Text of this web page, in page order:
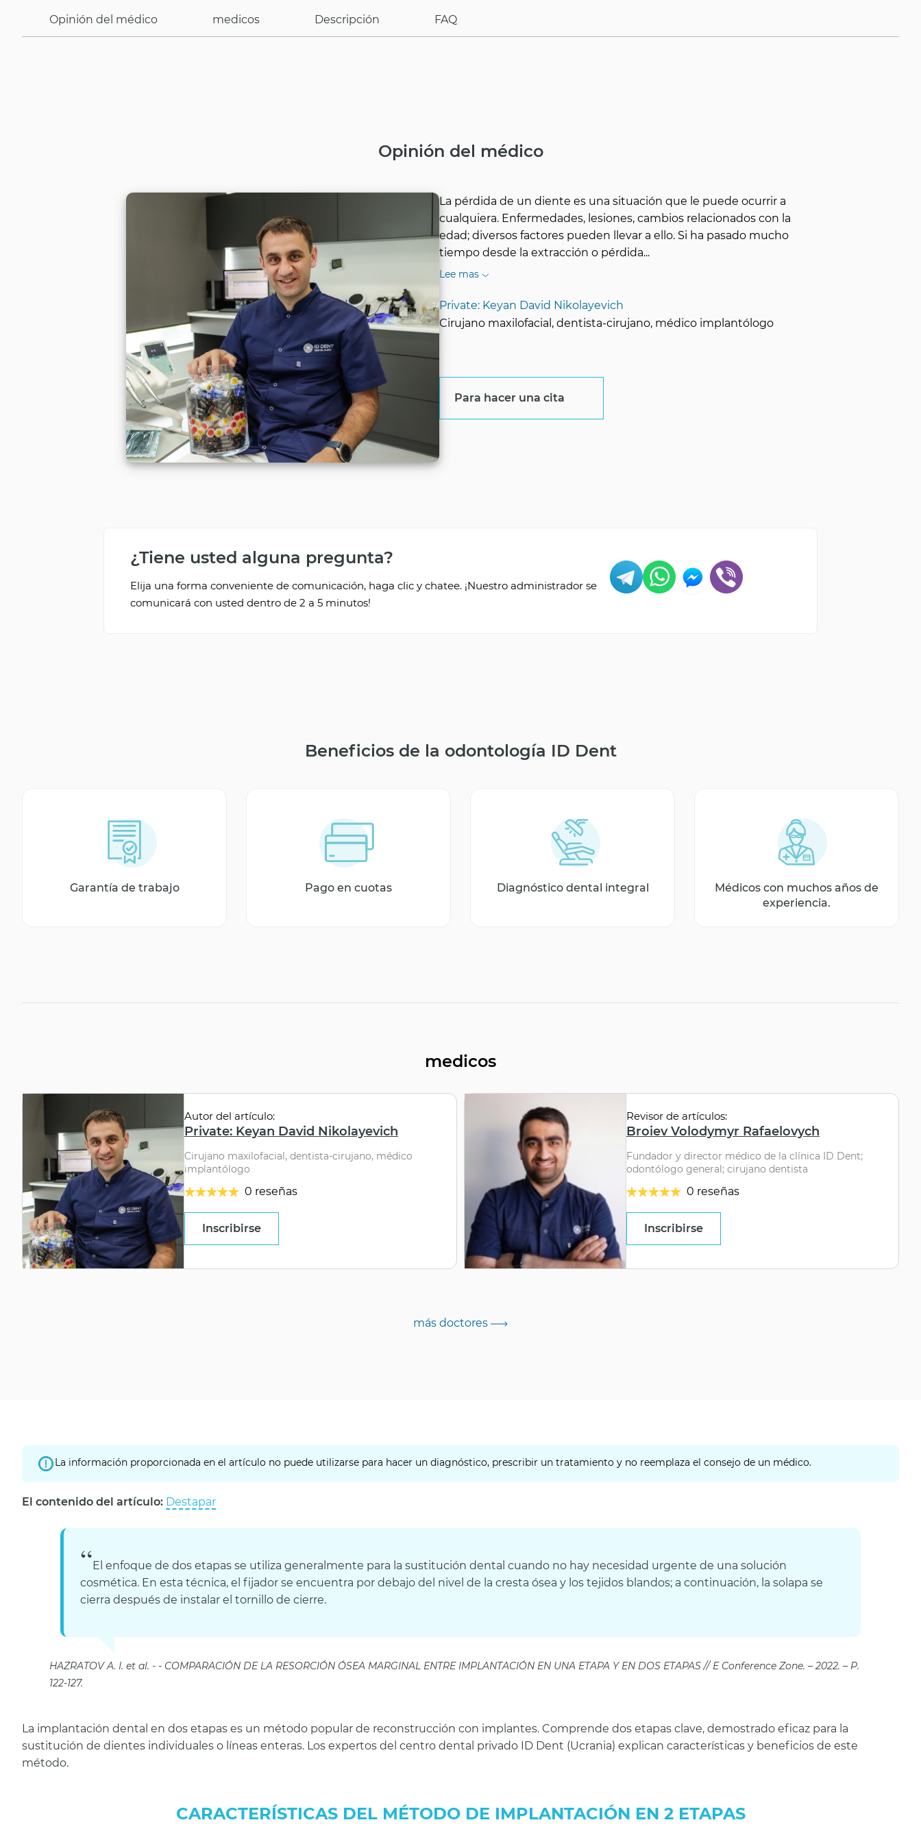
Opinión del médico medicos Descripción FAQ
Opinión del médico
La pérdida de un diente es una situación que le puede ocurrir a
cualquiera. Enfermedades, lesiones, cambios relacionados con la
edad; diversos factores pueden llevar a ello. Si ha pasado mucho
tiempo desde la extracción o pérdida...
Lee mas
Private: Keyan David Nikolayevich
Cirujano maxilofacial, dentista-cirujano, médico implantólogo
Para hacer una cita
¿Tiene usted alguna pregunta?
Elija una forma conveniente de comunicación, haga clic y chatee. ¡Nuestro administrador se
comunicará con usted dentro de 2 a 5 minutos!
Beneficios de la odontología ID Dent
Garantía de trabajo Pago en cuotas Diagnóstico dental integral
Médicos con muchos años de
experiencia.
medicos
Autor del artículo:
Private: Keyan David Nikolayevich
Cirujano maxilofacial, dentista-cirujano, médico
implantólogo
0 reseñas
Inscribirse
Revisor de artículos:
Broiev Volodymyr Rafaelovych
Fundador y director médico de la clínica ID Dent;
odontólogo general; cirujano dentista
0 reseñas
Inscribirse
más doctores
La información proporcionada en el artículo no puede utilizarse para hacer un diagnóstico, prescribir un tratamiento y no reemplaza el consejo de un médico.
El contenido del artículo: Destapar
El enfoque de dos etapas se utiliza generalmente para la sustitución dental cuando no hay necesidad urgente de una solución
cosmética. En esta técnica, el fijador se encuentra por debajo del nivel de la cresta ósea y los tejidos blandos; a continuación, la solapa se
cierra después de instalar el tornillo de cierre.
HAZRATOV A. I. et al.
COMPARACIÓN DE LA RESORCIÓN ÓSEA MARGINAL ENTRE IMPLANTACIÓN EN UNA ETAPA Y EN DOS ETAPAS // E Conference Zone. – 2022. – P.
122-127.
La implantación dental en dos etapas es un método popular de reconstrucción con implantes. Comprende dos etapas clave, demostrado eficaz para la
sustitución de dientes individuales o líneas enteras. Los expertos del centro dental privado ID Dent (Ucrania) explican características y beneficios de este
método.
CARACTERÍSTICAS DEL MÉTODO DE IMPLANTACIÓN EN 2 ETAPAS